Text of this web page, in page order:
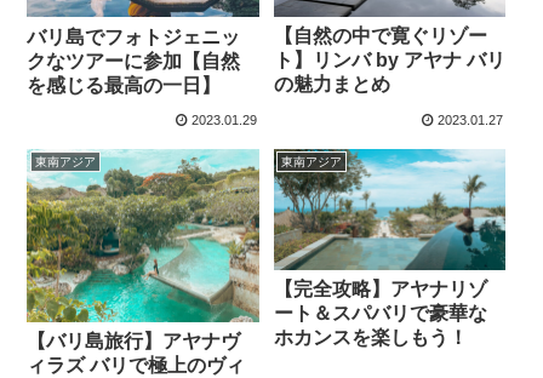
バリ島でフォトジェニッ
クなツアーに参加【自然
を感じる最高の一日】
2023.01.29
【自然の中で寛ぐリゾー
ト】リンバ by アヤナ バリ
の魅力まとめ
2023.01.27
東南アジア
【バリ島旅行】アヤナヴ
ィラズ バリで極上のヴィ
東南アジア
【完全攻略】アヤナリゾ
ート＆スパバリで豪華な
ホカンスを楽しもう！